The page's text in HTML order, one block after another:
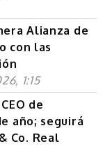
Alianza de
con las
1:15
de
año; seguirá
Co. Real